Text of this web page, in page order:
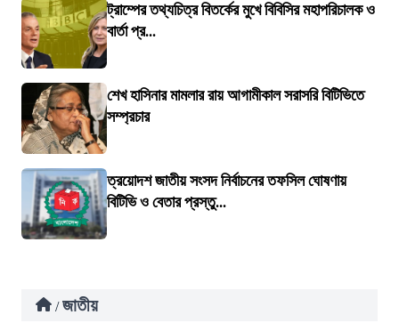
ট্রাম্পের তথ্যচিত্র বিতর্কের মুখে বিবিসির মহাপরিচালক ও
বার্তা প্র...
শেখ হাসিনার মামলার রায় আগামীকাল সরাসরি বিটিভিতে
সম্প্রচার
ত্রয়োদশ জাতীয় সংসদ নির্বাচনের তফসিল ঘোষণায়
বিটিভি ও বেতার প্রস্তু...
/ জাতীয়